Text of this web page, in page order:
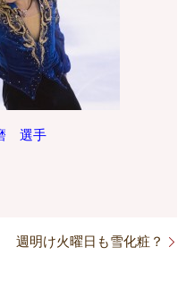
選手
週明け火曜日も雪化粧？